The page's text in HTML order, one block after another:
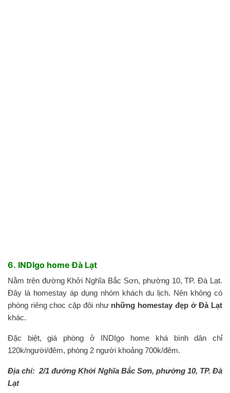
6. INDIgo home Đà Lạt
Nằm trên đường Khởi Nghĩa Bắc Sơn, phường 10, TP. Đà Lạt.
Đây là homestay áp dụng nhóm khách du lịch. Nên không có
phòng riêng choc cặp đôi như những homestay đẹp ở Đà Lạt
khác.
Đặc biệt, giá phòng ở INDIgo home khá bình dân chỉ
120k/người/đêm, phòng 2 người khoảng 700k/đêm.
Địa chỉ: 2/1 đường Khởi Nghĩa Bắc Sơn, phường 10, TP. Đà
Lạt